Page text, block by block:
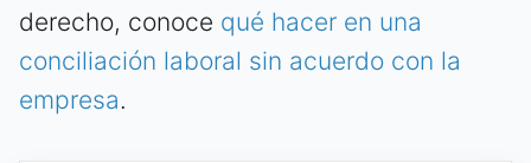
derecho, conoce qué hacer en una
conciliación laboral sin acuerdo con la
empresa.